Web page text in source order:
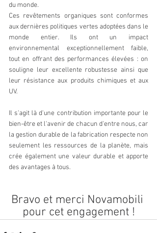
du monde.
Ces revêtements organiques sont conformes
aux dernières politiques vertes adoptées dans le
monde entier. Ils ont un impact
environnemental exceptionnellement faible,
tout en offrant des performances élevées : on
souligne leur excellente robustesse ainsi que
leur résistance aux produits chimiques et aux
UV.
Il s'agit là d'une contribution importante pour le
bien-être et l'avenir de chacun d'entre nous, car
la gestion durable de la fabrication respecte non
seulement les ressources de la planète, mais
crée également une valeur durable et apporte
des avantages à tous.
Bravo et merci Novamobili
pour cet engagement !